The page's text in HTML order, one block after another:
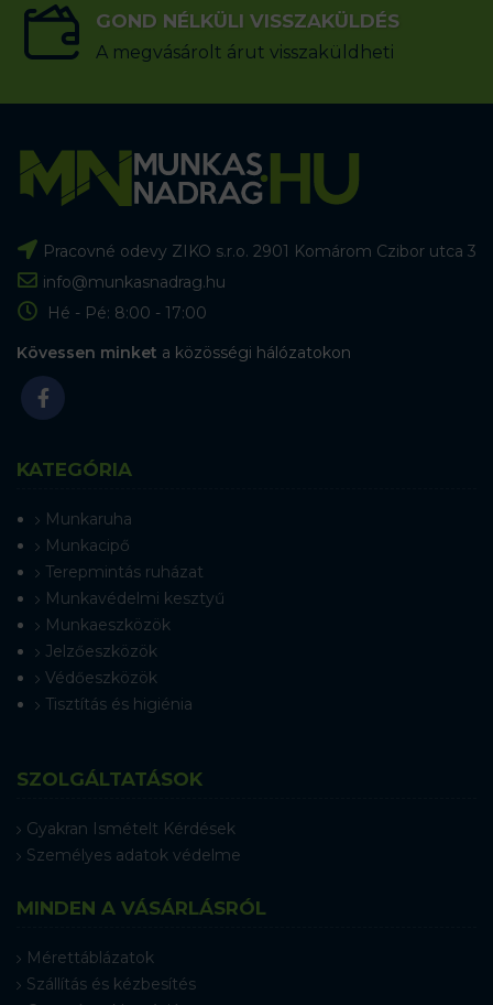
GOND NÉLKÜLI VISSZAKÜLDÉS
A megvásárolt árut visszaküldheti
Pracovné odevy ZIKO s.r.o. 2901 Komárom Czibor utca 3
info@munkasnadrag.hu
Hé - Pé: 8:00 - 17:00
Kövessen minket a közösségi hálózatokon
KATEGÓRIA
Munkaruha
Munkacipő
Terepmintás ruházat
Munkavédelmi kesztyű
Munkaeszközök
Jelzőeszközök
Védőeszközök
Tisztítás és higiénia
SZOLGÁLTATÁSOK
Gyakran Ismételt Kérdések
Személyes adatok védelme
MINDEN A VÁSÁRLÁSRÓL
Mérettáblázatok
Szállítás és kézbesítés